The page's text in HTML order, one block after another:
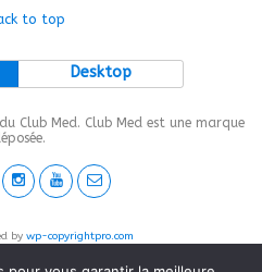
to top
Desktop
Club Med. Club Med est une marque
by wp-copyrightpro.com